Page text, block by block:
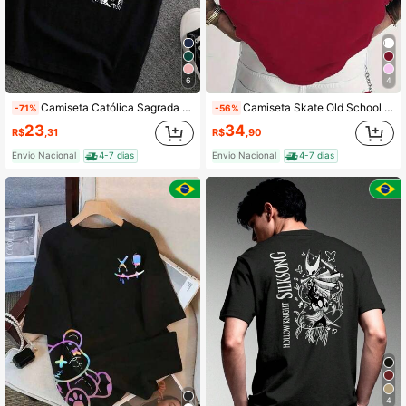
6
-71% Camiseta Católica Sagrada Unissex Masculina e Feminina Camisa Cristã Casual Família dia dia
R$23,31
Envio Nacional 4-7 dias
4
-56% Camiseta Skate Old School Camisa Blusa Unissex Masculino Feminino 100% Algodão Top Premium Street wear Lançamento Envio Imediato Varias Cores!!
R$34,90
Envio Nacional 4-7 dias
4